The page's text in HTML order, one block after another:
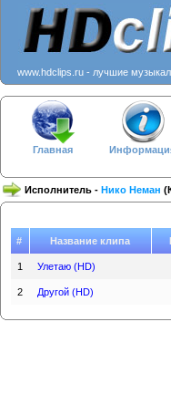
www.hdclips.ru - лучшие
Главная
Исполнитель - Нико Неман
# Название клипа
1 Улетаю (HD)
2 Другой (HD)